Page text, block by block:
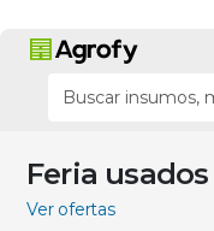
Feria
Ver ofertas